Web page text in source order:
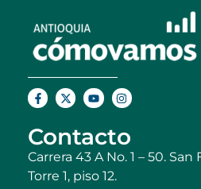
Contacto
Carrera 43 A No. 1 – 50.
Torre 1, piso 12.